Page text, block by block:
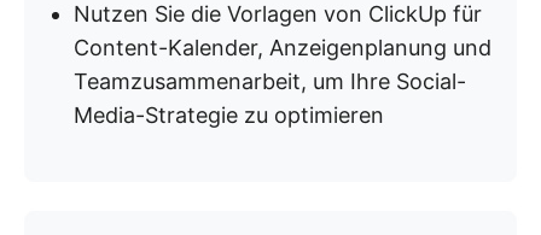
Nutzen Sie die Vorlagen von ClickUp für
Content-Kalender, Anzeigenplanung und
Teamzusammenarbeit, um Ihre Social-
Media-Strategie zu optimieren